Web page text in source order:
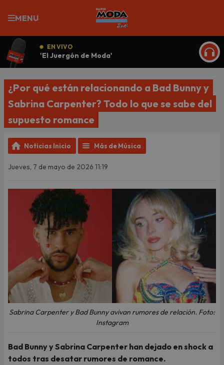
MENU
EN VIVO
'El Juergón de Moda'
¿Por qué están relacionando a Bad Bunny y
Sabrina Carpenter? Todo lo que se sabe del
supuesto romance
Noticias Inicio Más de Música
Jueves, 7 de mayo de 2026 11:19
Sabrina Carpenter y Bad Bunny avivan rumores de relación. Foto:
Instagram
Bad Bunny y Sabrina Carpenter han dejado en shock a
todos tras desatar rumores de romance.